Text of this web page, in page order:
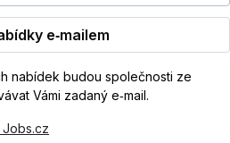
e‑mailem
nabídek budou společnosti ze
Vámi zadaný e‑mail.